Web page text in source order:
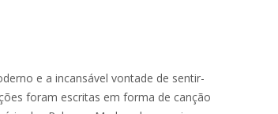
e a incansável vontade de sentir-
foram escritas em forma de canção